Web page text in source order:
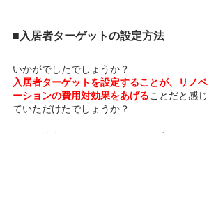
■入居者ターゲットの設定方法
いかがでしたでしょうか？
入居者ターゲットを設定することが、リノベ
ーションの費用対効果をあげることだと感じ
ていただけたでしょうか？